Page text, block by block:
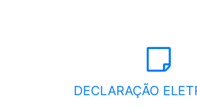
DECLARAÇÃO